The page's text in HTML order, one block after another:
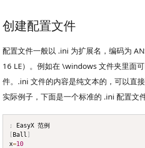
创建配置文件
配置文件一般以 .ini 为扩展名，编码为
16 LE）。例如在 \windows 文件夹里面
件。.ini 文件的内容是纯文本的，可以直
实际例子，下面是一个标准的 .ini 配置文
;
Ball
x=10